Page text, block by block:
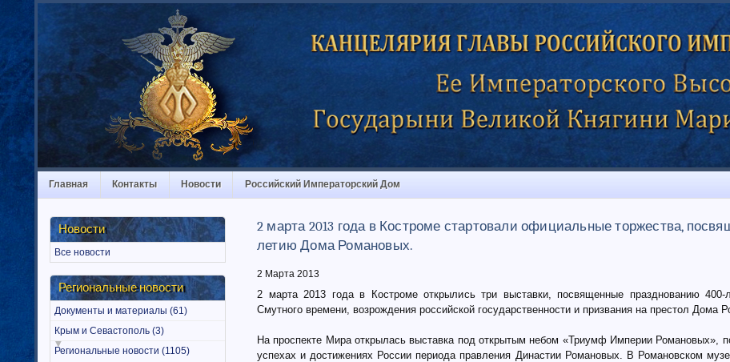
Главная Контакты Новости Российский Императорский Дом
Новости
Все новости
Региональные новости
Документы и материалы (61)
Крым и Севастополь (3)
Региональные новости (1105)
2 марта 2013 года в Костроме стартовали официальные торжества,
летию Дома Романовых.
2 Марта 2013
2 марта 2013 года в Костроме открылись три выставки, посвященные празднованию 400-
Смутного времени, возрождения российской государственности и призвания на престол Дома
На проспекте Мира открылась выставка под открытым небом «Триумф Империи Романовых»,
успехах и достижениях России периода правления Династии Романовых. В Романовском